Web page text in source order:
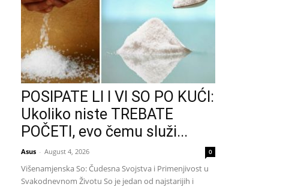
POSIPATE LI I VI SO PO KUĆI:
Ukoliko niste TREBATE
POČETI, evo čemu služi...
Asus - August 4, 2026 0
Višenamjenska So: Čudesna Svojstva i Primenjivost u
Svakodnevnom Životu So je jedan od najstarijih i